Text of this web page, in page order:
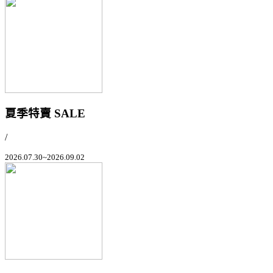
夏季特賣 SALE
/
2026.07.30~2026.09.02